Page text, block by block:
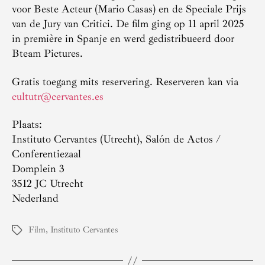
voor Beste Acteur (Mario Casas) en de Speciale Prijs
van de Jury van Critici. De film ging op 11 april 2025
in première in Spanje en werd gedistribueerd door
Bteam Pictures.
Gratis toegang mits reservering. Reserveren kan via
cultutr@cervantes.es
Plaats:
Instituto Cervantes (Utrecht), Salón de Actos /
Conferentiezaal
Domplein 3
3512 JC Utrecht
Nederland
Tags Film, Instituto Cervantes